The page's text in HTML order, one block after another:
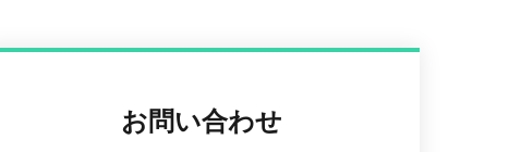
お問い合わせ